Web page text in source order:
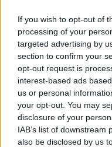
If you wish to opt-out of
processing of your
targeted advertising by
section to confirm your
opt-out request is
interest-based ads
us or personal
your opt-out. You may
disclosure of your
IAB’s list of
also be disclosed by us